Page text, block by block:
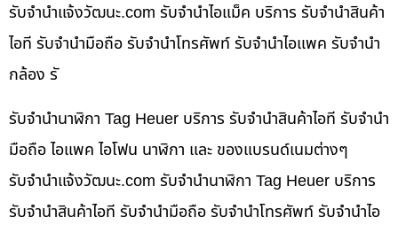
รับจํานําแจ้งวัฒนะ.com รับจำนำไอแม็ค บริการ รับจำนำสินค้า
ไอที รับจำนำมือถือ รับจำนำโทรศัพท์ รับจำนำไอแพค รับจำนำ
กล้อง รั
รับจำนำนาฬิกา Tag Heuer บริการ รับจำนำสินค้าไอที รับจำนำ
มือถือ ไอแพค ไอโฟน นาฬิกา และ ของแบรนด์เนมต่างๆ
รับจํานําแจ้งวัฒนะ.com รับจำนำนาฬิกา Tag Heuer บริการ
รับจำนำสินค้าไอที รับจำนำมือถือ รับจำนำโทรศัพท์ รับจำนำไอ